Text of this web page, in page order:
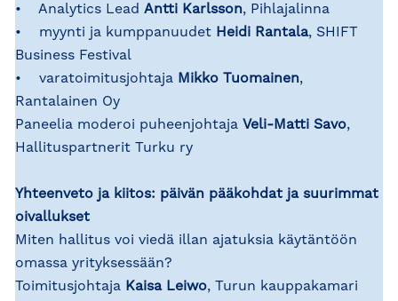
• Analytics Lead Antti Karlsson, Pihlajalinna
• myynti ja kumppanuudet Heidi Rantala, SHIFT
Business Festival
• varatoimitusjohtaja Mikko Tuomainen,
Rantalainen Oy
Paneelia moderoi puheenjohtaja Veli-Matti Savo,
Hallituspartnerit Turku ry
Yhteenveto ja kiitos: päivän pääkohdat ja suurimmat
oivallukset
Miten hallitus voi viedä illan ajatuksia käytäntöön
omassa yrityksessään?
Toimitusjohtaja Kaisa Leiwo, Turun kauppakamari